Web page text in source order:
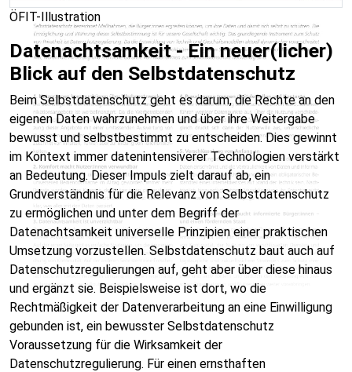
ÖFIT-Illustration
Datenachtsamkeit - Ein neuer(licher)
Blick auf den Selbstdatenschutz
Beim Selbstdatenschutz geht es darum, die Rechte an den
eigenen Daten wahrzunehmen und über ihre Weitergabe
bewusst und selbstbestimmt zu entscheiden. Dies gewinnt
im Kontext immer datenintensiverer Technologien verstärkt
an Bedeutung. Dieser Impuls zielt darauf ab, ein
Grundverständnis für die Relevanz von Selbstdatenschutz
zu ermöglichen und unter dem Begriff der
Datenachtsamkeit universelle Prinzipien einer praktischen
Umsetzung vorzustellen. Selbstdatenschutz baut auch auf
Datenschutzregulierungen auf, geht aber über diese hinaus
und ergänzt sie. Beispielsweise ist dort, wo die
Rechtmäßigkeit der Datenverarbeitung an eine Einwilligung
gebunden ist, ein bewusster Selbstdatenschutz
Voraussetzung für die Wirksamkeit der
Datenschutzregulierung. Für einen ernsthaften